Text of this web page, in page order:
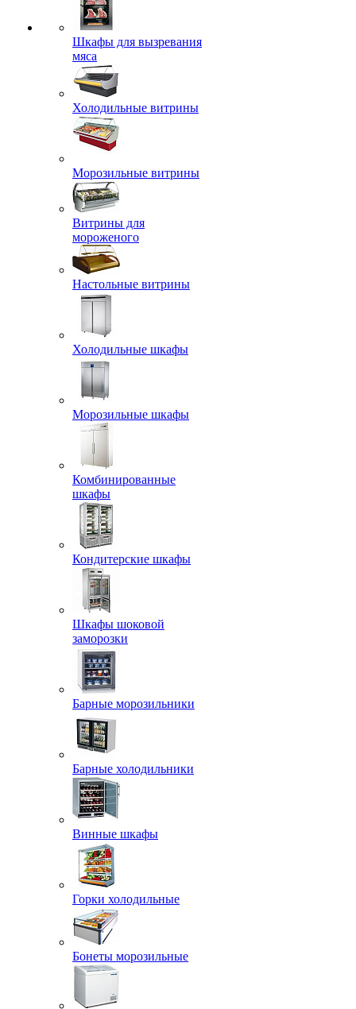
Шкафы для вызревания
мяса
Холодильные витрины
Морозильные витрины
Витрины для
мороженого
Настольные витрины
Холодильные шкафы
Морозильные шкафы
Комбинированные
шкафы
Кондитерские шкафы
Шкафы шоковой
заморозки
Барные морозильники
Барные холодильники
Винные шкафы
Горки холодильные
Бонеты морозильные